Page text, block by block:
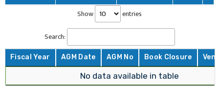
Show entries
Search:
Fiscal Year AGM Date AGM No Book Closure
No data available in table